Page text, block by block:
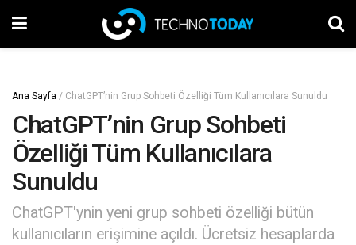
Ana Sayfa / ChatGPT’nin Grup Sohbeti Özelliği Tüm Kullanıcılara Sunuldu
ChatGPT’nin Grup Sohbeti
Özelliği Tüm Kullanıcılara
Sunuldu
ChatGPT'ynin yeni grup sohbeti özelliği bütün
kullanıcıların erişimine açıldı. Ücretsiz hesaplarda